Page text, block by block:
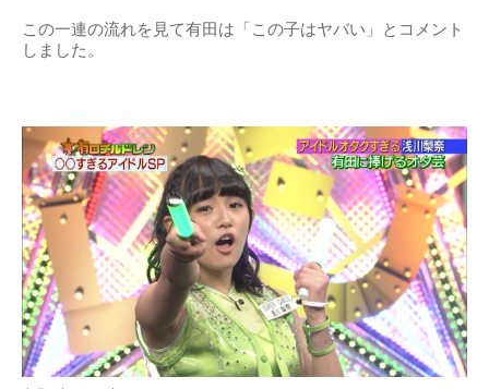
この一連の流れを見て有田は「この子はヤバい」とコメント
しました。